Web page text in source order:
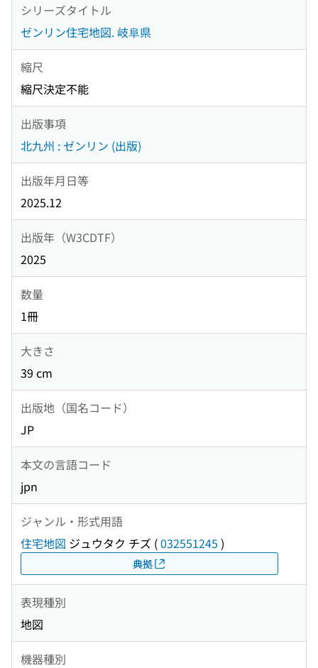
シリーズタイトル
ゼンリン住宅地図. 岐阜県
縮尺
縮尺決定不能
出版事項
北九州 : ゼンリン (出版)
出版年月日等
2025.12
出版年（W3CDTF）
2025
数量
1冊
大きさ
39 cm
出版地（国名コード）
JP
本文の言語コード
jpn
ジャンル・形式用語
住宅地図 ジュウタク チズ (032551245 )
典拠
表現種別
地図
機器種別